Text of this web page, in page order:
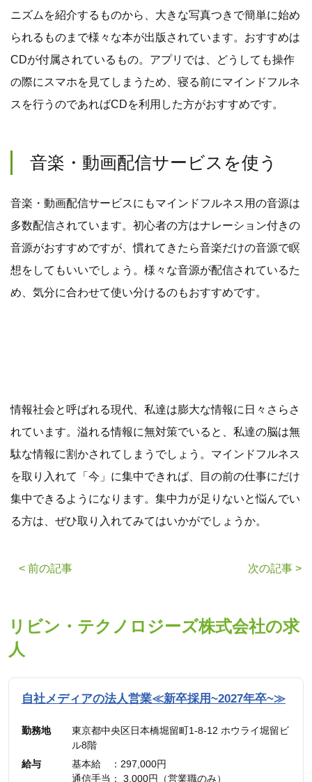
ニズムを紹介するものから、大きな写真つきで簡単に始め
られるものまで様々な本が出版されています。おすすめは
CDが付属されているもの。アプリでは、どうしても操作
の際にスマホを見てしまうため、寝る前にマインドフルネ
スを行うのであればCDを利用した方がおすすめです。
音楽・動画配信サービスを使う
音楽・動画配信サービスにもマインドフルネス用の音源は
多数配信されています。初心者の方はナレーション付きの
音源がおすすめですが、慣れてきたら音楽だけの音源で瞑
想をしてもいいでしょう。様々な音源が配信されているた
め、気分に合わせて使い分けるのもおすすめです。
情報社会と呼ばれる現代、私達は膨大な情報に日々さらさ
れています。溢れる情報に無対策でいると、私達の脳は無
駄な情報に割かされてしまうでしょう。マインドフルネス
を取り入れて「今」に集中できれば、目の前の仕事にだけ
集中できるようになります。集中力が足りないと悩んでい
る方は、ぜひ取り入れてみてはいかがでしょうか。
< 前の記事 次の記事 >
リビン・テクノロジーズ株式会社の求
人
自社メディアの法人営業≪新卒採用~2027年卒~≫
勤務地
東京都中央区日本橋堀留町1-8-12 ホウライ堀留ビ
ル8階
給与
基本給 ：297,000円
通信手当： 3,000円（営業職のみ）